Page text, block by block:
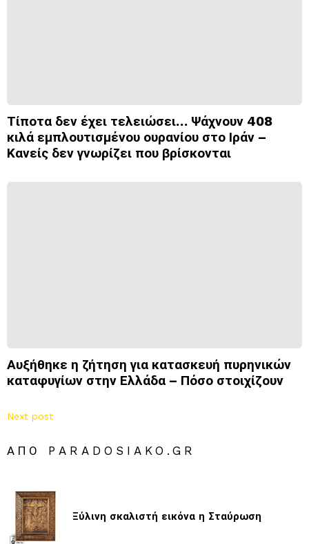
Τίποτα δεν έχει τελειώσει… Ψάχνουν 408
κιλά εμπλουτισμένου ουρανίου στο Ιράν –
Κανείς δεν γνωρίζει που βρίσκονται
Αυξήθηκε η ζήτηση για κατασκευή πυρηνικών
καταφυγίων στην Ελλάδα – Πόσο στοιχίζουν
Next post
ΑΠΌ PARADOSIAKO.GR
Ξύλινη σκαλιστή εικόνα η Σταύρωση